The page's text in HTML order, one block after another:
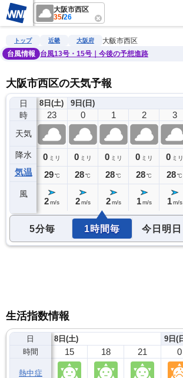
大阪市西区
35/26
雨雲レーダー 台風情報 地震情報
トップ 近畿 大阪府
大阪市西区
台風情報
台風13号・15号｜今後の予想進路
大阪市西区の天気予報
日
時
天気
降水
気温
風
8日(土)
22
0ミリ
29℃
23
0 ミリ
29 ℃
2m/s
9日(日)
0
0 ミリ
28℃
2 m/s
1
0 ミリ
28℃
2 m/s
2
0 ミリ
28℃
1 m/s
3
0 ミリ
28℃
1 m/s
5分毎 1時間毎 今日明日
生活指数情報
日
時間
熱中症
8日(土)
15 18 21
9日(
0